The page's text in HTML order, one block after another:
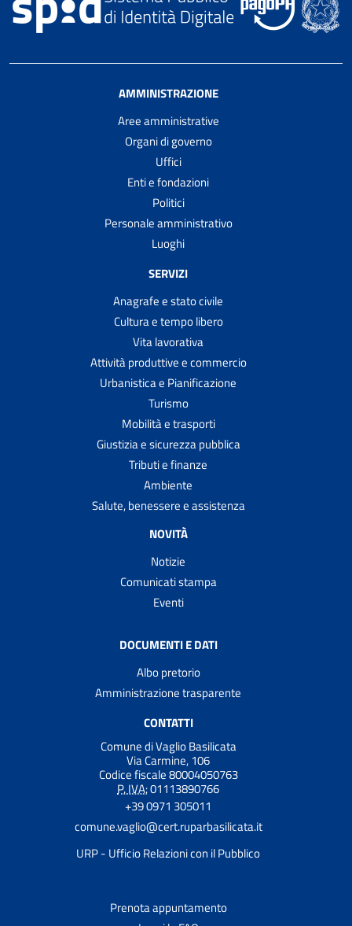
AMMINISTRAZIONE
Aree amministrative
Organi di governo
Uffici
Enti e fondazioni
Politici
Personale amministrativo
Luoghi
SERVIZI
Anagrafe e stato civile
Cultura e tempo libero
Vita lavorativa
Attività produttive e commercio
Urbanistica e Pianificazione
Turismo
Mobilità e trasporti
Giustizia e sicurezza pubblica
Tributi e finanze
Ambiente
Salute, benessere e assistenza
NOVITÀ
Notizie
Comunicati stampa
Eventi
DOCUMENTI E DATI
Albo pretorio
Amministrazione trasparente
CONTATTI
Comune di Vaglio Basilicata
Via Carmine, 106
Codice fiscale 80004050763
P. IVA:01113890766
+39 0971 305011
comune.vaglio@cert.ruparbasilicata.it
URP - Ufficio Relazioni con il Pubblico
Prenota appuntamento